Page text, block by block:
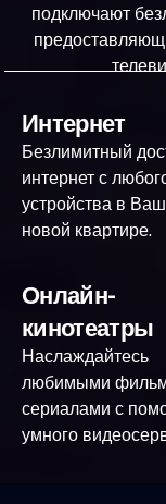
подключают
Интернет
Безлимитный
интернет с
устройства в
новой квартире.
Онлайн-
кинотеатры
Наслаждайтесь
любимыми
сериалами с
умного